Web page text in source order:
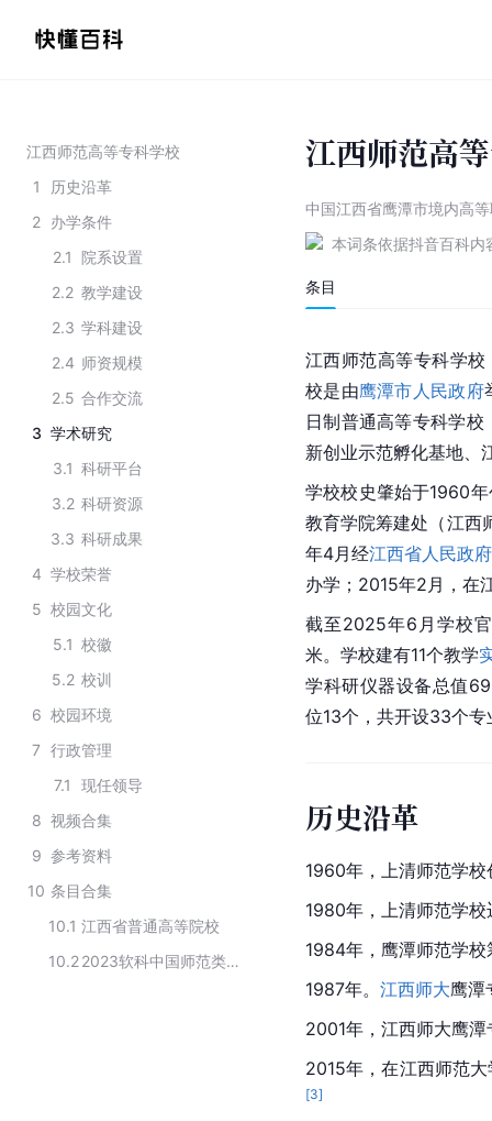
江西师范高等专科学校
1
历史沿革
2 办学条件
2.1 院系设置
2.2 教学建设
2.3 学科建设
2.4 师资规模
2.5 合作交流
3 学术研究
3.1 科研平台
3.2 科研资源
3.3 科研成果
4 学校荣誉
5 校园文化
5.1 校徽
5.2 校训
6 校园环境
7 行政管理
7.1
现任领导
8 视频合集
9 参考资料
10 条目合集
10.1 江西省普通高等院校
10.2
2023软科中国师范类高职院校排名
江西师范高
中国江西省鹰潭市境内高
本词条依据抖音百科内
条目
江西师范高等专科学校
校是由鹰潭市人民政府
日制普通高等专科学
新创业示范孵化基地、
学校校史肇始于1960
教育学院筹建处（江西
年4月经江西省人民政府
办学；2015年2月，在
截至2025年6月学校
米。学校建有11个教学
学科研仪器设备总值
位13个，共开设33个专
历史沿革
1960年，上清师范学校
1980年，上清师范学
1984年，鹰潭师范学
1987年。 江西师大鹰潭
2001年，江西师大鹰
2015年，在江西师范大
[3]